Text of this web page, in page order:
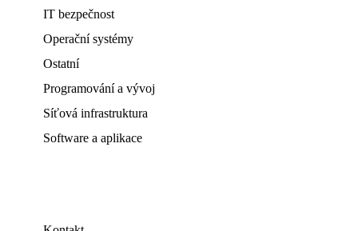
IT bezpečnost
Operační systémy
Ostatní
Programování a vývoj
Síťová infrastruktura
Software a aplikace